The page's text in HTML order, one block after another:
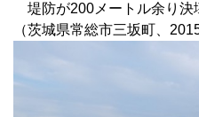
堤防が200メートル余り決
（茨城県常総市三坂町、